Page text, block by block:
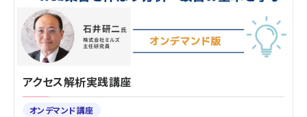
アクセス解析実践講座
オンデマンド講座